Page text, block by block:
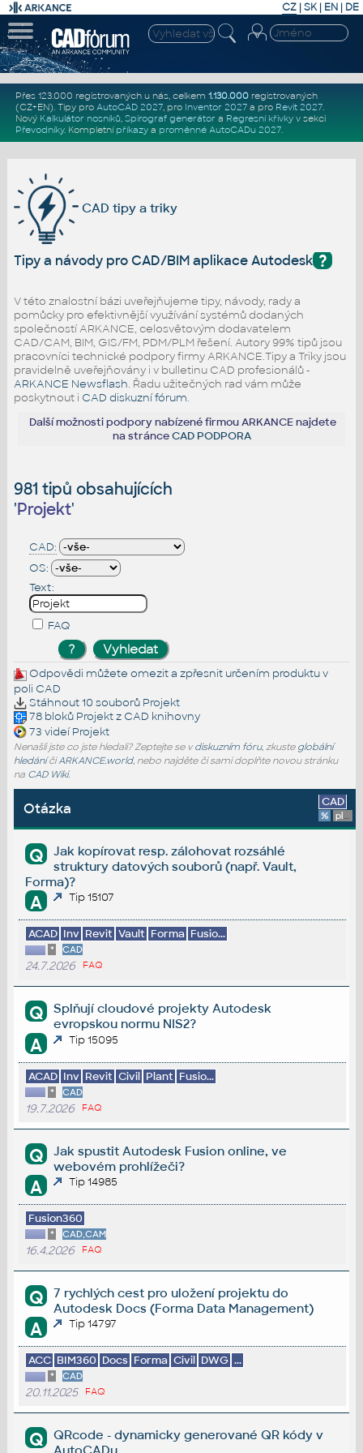
CZ | SK| EN | DE
Přes 123.000 registrovaných u nás, celkem 1.130.000registrovaných
(CZ+EN). Tipy pro AutoCAD 2027, pro Inventor 2027a pro Revit 2027.
Nový Kalkulátor nosníků, Spirograf generátor a Regresní křivkyv sekci
Převodníky. Kompletní příkazya proměnné AutoCADu 2027.
CAD tipy a triky
?
Tipy a návody pro CAD/BIM aplikace Autodesk
V této znalostní bázi uveřejňujeme tipy, návody, rady a
pomůcky pro efektivnější využívání systémů dodaných
společností ARKANCE, celosvětovým dodavatelem
CAD/CAM, BIM, GIS/FM, PDM/PLM řešení. Autory 99% tipů jsou
pracovníci technické podpory firmy ARKANCE.Tipy a Triky jsou
pravidelně uveřejňovány i v bulletinu CAD profesionálů -
ARKANCE Newsflash. Řadu užitečných rad vám může
poskytnout i CAD diskuzní fórum.
Další možnosti podpory nabízené firmou ARKANCE najdete
na stránceCAD PODPORA
981 tipů obsahujících
'Projekt'
CAD:
OS:
Text:
FAQ
Odpovědi můžete omezit a zpřesnit určením produktu v
poli CAD
Stáhnout 10 souborů Projekt
78 bloků Projektz CAD knihovny
73 videíProjekt
Nenašli jste co jste hledali? Zeptejte se v diskuzním fóru, zkuste globální
hledáníčiARKANCE.world, nebo najděte či sami doplňte novou stránku
na CAD Wiki.
Otázka CAD
% platforma
Q
Jak kopírovat resp. zálohovat rozsáhlé
struktury datových souborů (např. Vault,
Forma)?
A Tip 15107
ACAD Inv Revit Vault Forma Fusio...
* CAD
24.7.2026 FAQ
Q
Splňují cloudové projekty Autodesk
evropskou normu NIS2?
A Tip 15095
ACAD Inv Revit Civil Plant Fusio...
* CAD
19.7.2026 FAQ
Q
Jak spustit Autodesk Fusion online, ve
webovém prohlížeči?
A Tip 14985
Fusion360
* CAD,CAM
16.4.2026 FAQ
Q
7 rychlých cest pro uložení projektu do
Autodesk Docs (Forma Data Management)
A Tip 14797
ACC BIM360 Docs Forma Civil DWG ...
* CAD
20.11.2025 FAQ
Q
QRcode - dynamicky generované QR kódy v